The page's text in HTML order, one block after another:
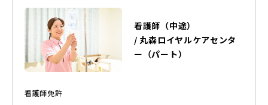
看護師（中途）
/ 丸森ロイヤルケアセンタ
ー （パート）
看護師免許